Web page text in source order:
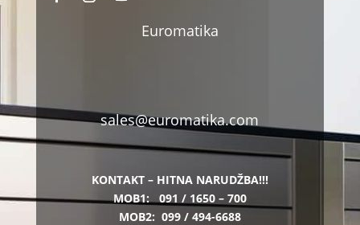
Euromatika
sales@euromatika.com
KONTAKT – HITNA NARUDŽBA!!!
MOB1:091 / 1650 – 700
MOB2: 099 / 494-6688